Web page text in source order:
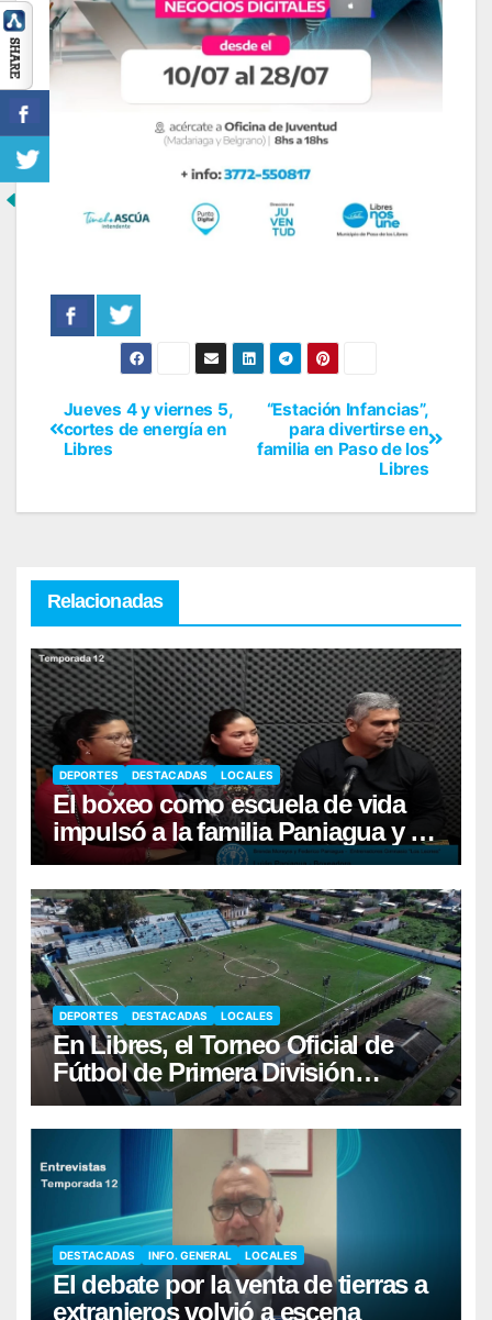
“Estación Infancias”,
para divertirse en
familia en Paso de los
Libres
Jueves 4 y viernes 5,
cortes de energía en
Libres
Relacionadas
DEPORTES DESTACADAS LOCALES
El boxeo como escuela de vida
impulsó a la familia Paniagua y al
sueño de Luján
DEPORTES DESTACADAS LOCALES
En Libres, el Torneo Oficial de
Fútbol de Primera División
comenzará el sábado 22/8
DESTACADAS INFO. GENERAL LOCALES
El debate por la venta de tierras a
extranjeros volvió a escena